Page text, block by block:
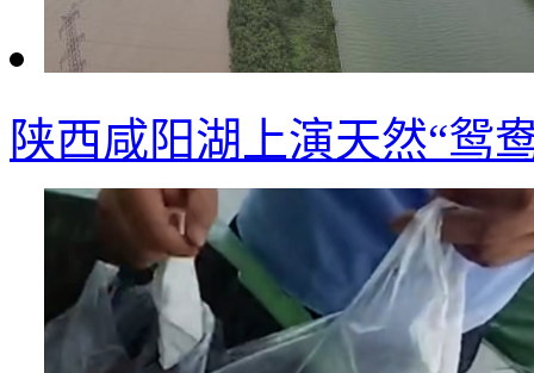
陕西咸阳湖上演天然“鸳